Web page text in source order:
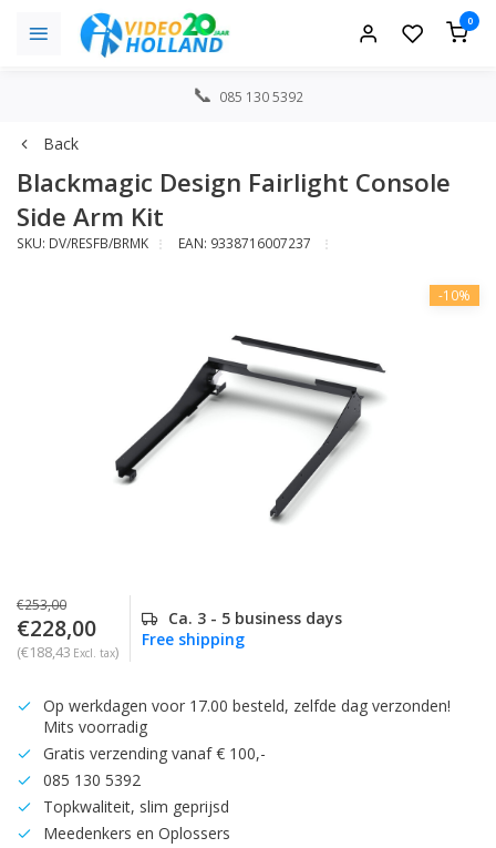
0
085 130 5392
Back
Blackmagic Design Fairlight Console
Side Arm Kit
SKU: DV/RESFB/BRMK EAN: 9338716007237
-10%
€253,00
€228,00
(€188,43 Excl. tax)
Ca. 3 - 5 business days
Free shipping
Op werkdagen voor 17.00 besteld, zelfde dag verzonden!
Mits voorradig
Gratis verzending vanaf € 100,-
085 130 5392
Topkwaliteit, slim geprijsd
Meedenkers en Oplossers